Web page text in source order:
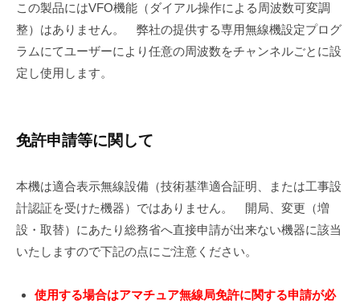
この製品にはVFO機能（ダイアル操作による周波数可変調
整）はありません。 弊社の提供する専用無線機設定プログ
ラムにてユーザーにより任意の周波数をチャンネルごとに設
定し使用します。
免許申請等に関して
本機は適合表示無線設備（技術基準適合証明、または工事設
計認証を受けた機器）ではありません。 開局、変更（増
設・取替）にあたり総務省へ直接申請が出来ない機器に該当
いたしますので下記の点にご注意ください。
使用する場合はアマチュア無線局免許に関する申請が必